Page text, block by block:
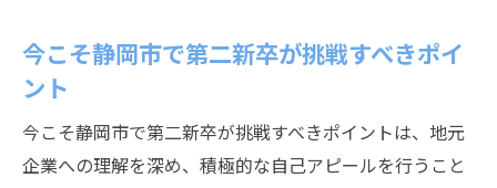
す戦略
イント
第二新卒が静岡市で昇進を実現するための
今こそ静岡市で第二新卒が挑戦すべきポイ
ント
今こそ静岡市で第二新卒が挑戦すべきポイントは、地元
企業への理解を深め、積極的な自己アピールを行うこと